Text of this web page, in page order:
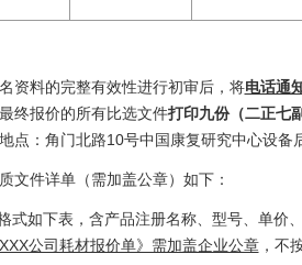
资料的完整有效性进行初审后，将电话通
终报价的所有比选文件打印九份（二正七
点：角门北路10号中国康复研究中心设备
文件详单（需加盖公章）如下：
式如下表，含产品注册名称、型号、单价
XXX公司耗材报价单》需加盖企业公章，不